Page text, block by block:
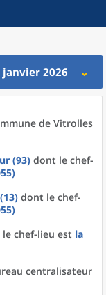
janvier 2026
de Vitrolles
(93) dont le chef-
dont le chef-
chef-lieu est la
centralisateur